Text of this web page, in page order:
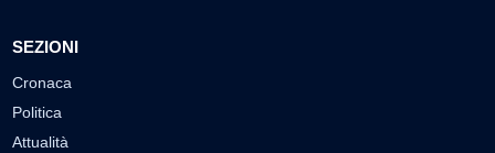
SEZIONI
Cronaca
Politica
Attualità